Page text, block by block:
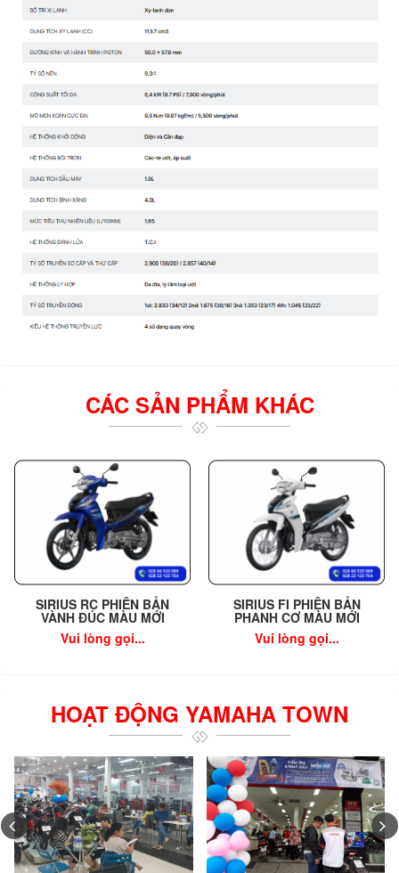
CÁC SẢN PHẨM KHÁC
SIRIUS RC PHIÊN BẢN
VÀNH ĐÚC MÀU MỚI
Vui lòng gọi...
SIRIUS FI PHIÊN BẢN
PHANH CƠ MÀU MỚI
Vui lòng gọi...
HOẠT ĐỘNG YAMAHA TOWN